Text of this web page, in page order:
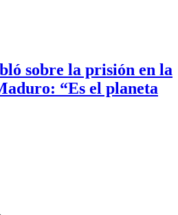
sobre la prisión en la
“Es el planeta